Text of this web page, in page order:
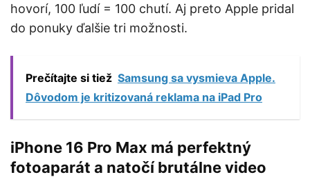
hovorí, 100 ľudí = 100 chutí. Aj preto Apple pridal
do ponuky ďalšie tri možnosti.
Prečítajte si tiež Samsung sa vysmieva Apple.
Dôvodom je kritizovaná reklama na iPad Pro
iPhone 16 Pro Max má perfektný
fotoaparát a natočí brutálne video